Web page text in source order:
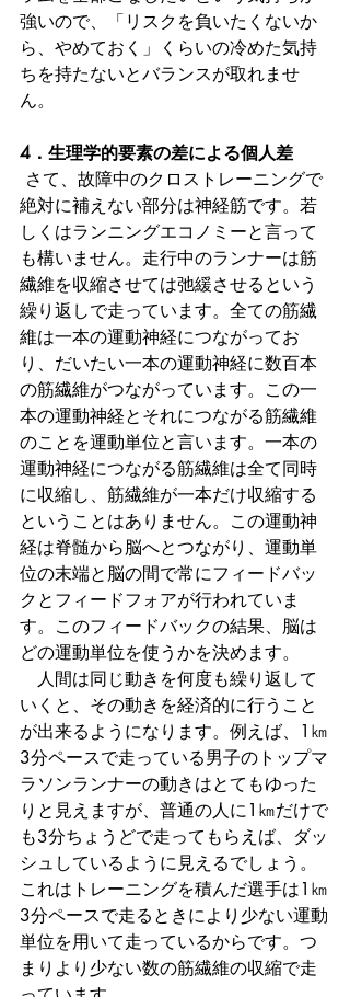
強いので、「リスクを負いたくないか
ら、やめておく」くらいの冷めた気持
ちを持たないとバランスが取れませ
ん。
4．生理学的要素の差による個人差
絶対に補えない部分は神経筋です。若
しくはランニングエコノミーと言って
も構いません。走行中のランナーは筋
繊維を収縮させては弛緩させるという
繰り返しで走っています。全ての筋繊
維は一本の運動神経につながってお
り、だいたい一本の運動神経に数百本
の筋繊維がつながっています。この一
本の運動神経とそれにつながる筋繊維
のことを運動単位と言います。一本の
運動神経につながる筋繊維は全て同時
に収縮し、筋繊維が一本だけ収縮する
ということはありません。この運動神
経は脊髄から脳へとつながり、運動単
位の末端と脳の間で常にフィードバッ
クとフィードフォアが行われていま
す。このフィードバックの結果、脳は
どの運動単位を使うかを決めます。
人間は同じ動きを何度も繰り返して
いくと、その動きを経済的に行うこと
が出来るようになります。例えば、1㎞
3分ペースで走っている男子のトップマ
ラソンランナーの動きはとてもゆった
りと見えますが、普通の人に1㎞だけで
も3分ちょうどで走ってもらえば、ダッ
シュしているように見えるでしょう。
これはトレーニングを積んだ選手は1㎞
3分ペースで走るときにより少ない運動
単位を用いて走っているからです。つ
まりより少ない数の筋繊維の収縮で走